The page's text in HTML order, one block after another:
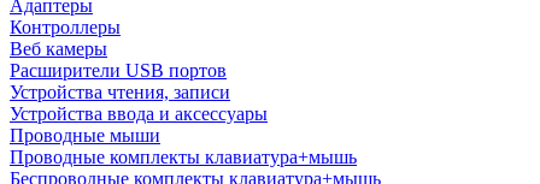
Адаптеры
Контроллеры
Веб камеры
Расширители USB портов
Устройства чтения, записи
Устройства ввода и аксессуары
Проводные мыши
Проводные комплекты клавиатура+мышь
Беспроводные комплекты клавиатура+мышь